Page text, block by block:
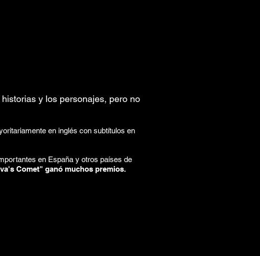
y los personajes, pero no
en inglés con subtítulos en
en España y otros países de
Comet" ganó muchos premios.